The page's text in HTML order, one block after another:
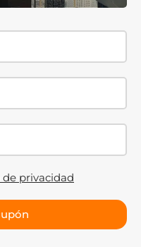
privacidad